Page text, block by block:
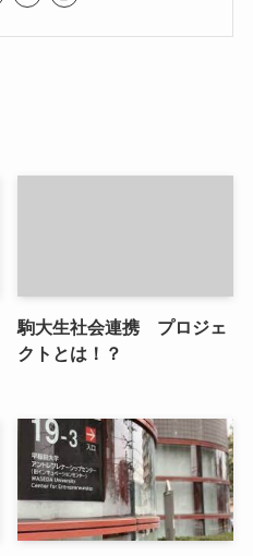
駒大生社会連携 プロジェ
クトとは！？